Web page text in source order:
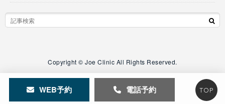
WEB予約 電話予約 TOP
Copyright © Joe Clinic All Rights Reserved.